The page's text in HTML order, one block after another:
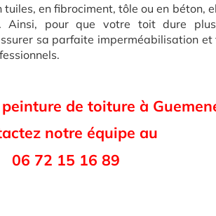
en fibrociment, tôle ou en béton,
Ainsi, pour que votre toit dure
sa parfaite imperméabilisation
de toiture à
notre équipe au
06 72 15 16 89